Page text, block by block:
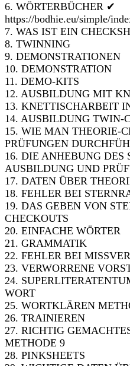
6. WÖRTERBÜCHER ✔
https://bodhie.eu/simple/
7. WAS IST EIN
8. TWINNING
9. DEMONSTRATIONEN
10. DEMONSTRATION
11. DEMO-KITS
12. AUSBILDUNG MIT
13. KNETTISCHARBEIT
14. AUSBILDUNG TWIN-
15. WIE MAN THEORIE-
PRÜFUNGEN
16. DIE ANHEBUNG DES
AUSBILDUNG UND
17. DATEN ÜBER
18. FEHLER BEI
19. DAS GEBEN VON
CHECKOUTS
20. EINFACHE WÖRTER
21. GRAMMATIK
22. FEHLER BEI
23. VERWORRENE
24.
WORT
25. WORTKLÄREN
26. TRAINIEREN
27. RICHTIG
METHODE 9
28. PINKSHEETS